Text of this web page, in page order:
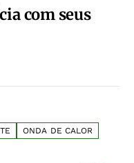
com seus
ONDA DE CALOR